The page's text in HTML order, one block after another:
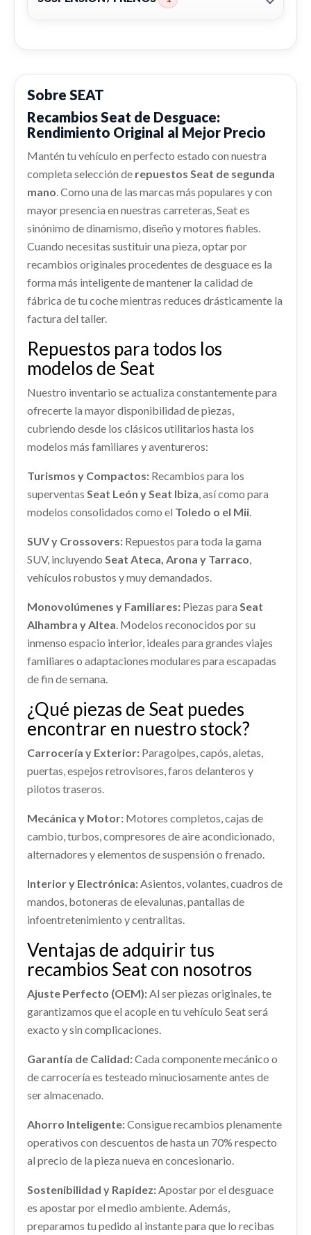
SEAT EXEO BERLINA (3R2) SPORT
Consultar
ELEVALUNAS TRASERO DERECHO
ELEVALUNAS TRASERO DERECHO usado.
SEAT EXEO BERLINA (3R2) SPORT
Ref: 2121154
Consultar
SEAT EXEO BERLINA (3R2) SPORT
Consultar
LUNA CUSTODIA TRASERA DERECHA
LUNA CUSTODIA TRASERA DERECHA usado.
Ref: 2121163
Consultar
PORTON TRASERO
PORTON TRASERO usado.
SEAT EXEO BERLINA (3R2) SPORT
Ref: 2121182
Consultar
REFUERZO PARAGOLPES TRASERO
REFUERZO PARAGOLPES TRASERO usado.
SEAT EXEO BERLINA (3R2) SPORT
Ref: 2121187
Consultar
CONDENSADOR / RADIADOR AIRE
ACONDICIONADO
SEAT EXEO BERLINA (3R2) SPORT
Ref: 2121149
VENTILADOR CALEFACCION
VENTILADOR CALEFACCION usado.
SEAT EXEO BERLINA (3R2) SPORT
Ref: 2121195
Consultar
Ref: 2121139
Consultar
MANGUETA DELANTERA DERECHA
MANGUETA DELANTERA DERECHA usado.
SEAT EXEO BERLINA (3R2) SPORT
Ref: 2121173
TRANSMISION DELANTERA DERECHA
TRANSMISION DELANTERA DERECHA usado.
SEAT EXEO BERLINA (3R2) SPORT
Ref:
Consultar
TRANSMISION DELANTERA IZQUIERDA
TRANSMISION DELANTERA IZQUIERDA usado.
Consultar
ALTERNADOR usado.
Consultar
CENTRALITA MOTOR UCE
CENTRALITA MOTOR UCE usado.
SEAT EXEO BERLINA (3R2) SPORT
Ref: 2121145
Consultar
CUADRO INSTRUMENTOS
CUADRO INSTRUMENTOS usado.
SEAT EXEO BERLINA (3R2) SPORT
Consultar
ELECTROVENTILADOR
ELECTROVENTILADOR usado.
BANDEJA TRASERA
BANDEJA TRASERA usado.
SEAT EXEO BERLINA (3R2) SPORT
Ref: 2121138
CINTURON SEGURIDAD DELANTERO
SEAT EXEO BERLINA (3R2) SPORT
Ref: 2121147
JUEGO ASIENTOS COMPLETO
JUEGO ASIENTOS COMPLETO usado.
2121159
Consultar
CATALIZADOR
CATALIZADOR usado.
SEAT EXEO BERLINA (3R2) SPORT
Ref:
Consultar
INTERCOOLER
INTERCOOLER usado.
Ref: 2121158
Consultar
ABS
ABS usado.
SEAT EXEO BERLINA (3R2) SPORT
Ref: 2121134
Sobre SEAT
Recambios Seat de Desguace:
Rendimiento Original al Mejor Precio
Mantén tu vehículo en perfecto estado con nuestra
completa selección de repuestos Seat de segunda
mano . Como una de las marcas más populares y con
mayor presencia en nuestras carreteras, Seat es
sinónimo de dinamismo, diseño y motores fiables.
Cuando necesitas sustituir una pieza, optar por
recambios originales procedentes de desguace es la
forma más inteligente de mantener la calidad de
fábrica de tu coche mientras reduces drásticamente la
factura del taller.
Repuestos para todos los
modelos de Seat
Nuestro inventario se actualiza constantemente para
ofrecerte la mayor disponibilidad de piezas,
cubriendo desde los clásicos utilitarios hasta los
modelos más familiares y aventureros:
Turismos y Compactos: Recambios para los
superventas Seat León y Seat Ibiza , así como para
modelos consolidados como el Toledo o el Mii
SUV y Crossovers: Repuestos para toda la gama
SUV, incluyendo Seat Ateca, Arona y Tarraco
vehículos robustos y muy demandados.
Monovolúmenes y Familiares: Piezas para Seat
Alhambra y Altea . Modelos reconocidos por su
inmenso espacio interior, ideales para grandes viajes
familiares o adaptaciones modulares para escapadas
de fin de semana.
¿Qué piezas de Seat puedes
encontrar en nuestro stock?
Carrocería y Exterior: Paragolpes, capós, aletas,
puertas, espejos retrovisores, faros delanteros y
pilotos traseros.
Mecánica y Motor: Motores completos, cajas de
cambio, turbos, compresores de aire acondicionado,
alternadores y elementos de suspensión o frenado.
Interior y Electrónica: Asientos, volantes, cuadros de
mandos, botoneras de elevalunas, pantallas de
infoentretenimiento y centralitas.
Ventajas de adquirir tus
recambios Seat con nosotros
Ajuste Perfecto (OEM): Al ser piezas originales, te
garantizamos que el acople en tu vehículo Seat será
exacto y sin complicaciones.
Garantía de Calidad:Cada componente mecánico o
de carrocería es testeado minuciosamente antes de
ser almacenado.
Ahorro Inteligente:Consigue recambios plenamente
operativos con descuentos de hasta un 70% respecto
al precio de la pieza nueva en concesionario.
Sostenibilidad y Rapidez: Apostar por el desguace
es apostar por el medio ambiente. Además,
preparamos tu pedido al instante para que lo recibas